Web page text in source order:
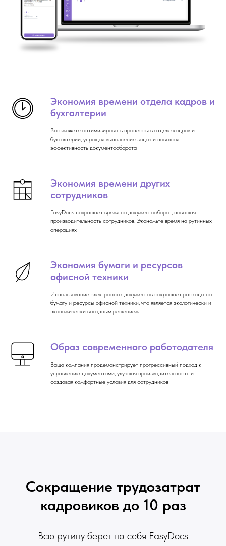
Экономия времени отдела кадров и
бухгалтерии
Вы сможете оптимизировать процессы в отделе кадров и
бухгалтерии, упрощая выполнение задач и повышая
эффективность документооборота
Экономия времени других
сотрудников
EasyDocs сокращает время на документооборот, повышая
производительность сотрудников. Экономьте время на рутинных
операциях
Экономия бумаги и ресурсов
офисной техники
Использование электронных документов сокращает расходы на
бумагу и ресурсы офисной техники, что является экологически и
экономически выгодным решением
Образ современного работодателя
Ваша компания продемонстрирует прогрессивный подход к
управлению документами, улучшая производительность и
создавая комфортные условия для сотрудников
Сокращение трудозатрат
кадровиков до 10 раз
Всю рутину берет на себя EasyDocs